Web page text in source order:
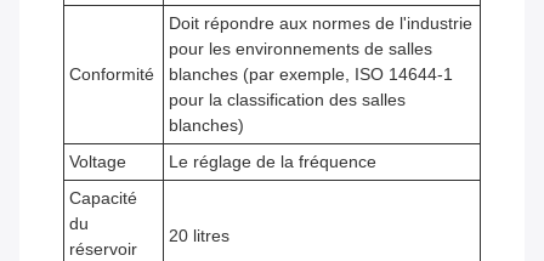
Conformité
Doit répondre aux normes de l'industrie
pour les environnements de salles
blanches (par exemple, ISO 14644-1
pour la classification des salles
blanches)
Voltage
Le réglage de la fréquence
Capacité
du
réservoir
20 litres